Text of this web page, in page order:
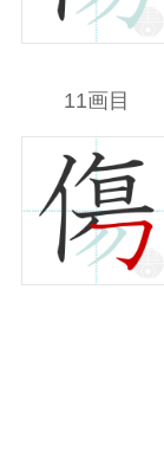
11画目